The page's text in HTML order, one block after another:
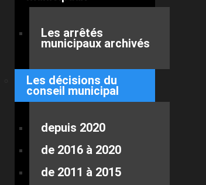
Les arrêtés
municipaux archivés
Les décisions du
conseil municipal
depuis 2020
de 2016 à 2020
de 2011 à 2015